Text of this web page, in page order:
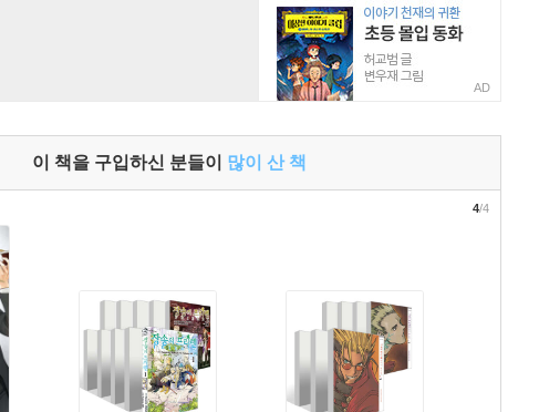
AD
이 책을 구입하신 분들이 많이 산 책
4/4